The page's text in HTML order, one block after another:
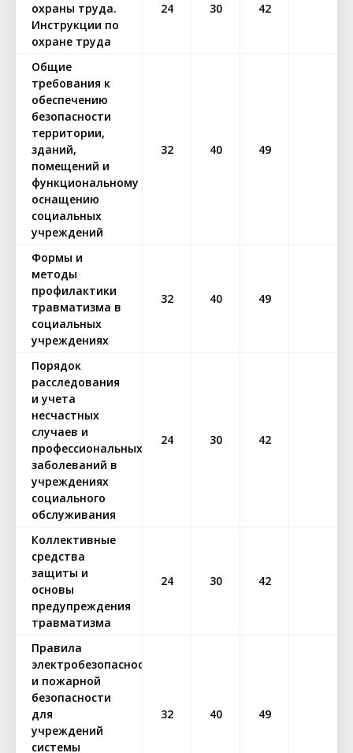
охраны труда.
Инструкции по
охране труда
24 30 42
Общие
требования к
обеспечению
безопасности
территории,
зданий,
помещений и
функциональному
оснащению
социальных
учреждений
32 40 49
Формы и
методы
профилактики
травматизма в
социальных
учреждениях
32 40 49
Порядок
расследования
и учета
несчастных
случаев и
профессиональных
заболеваний в
учреждениях
социального
обслуживания
24 30 42
Коллективные
средства
защиты и
основы
предупреждения
травматизма
24 30 42
Правила
электробезопасности
и пожарной
безопасности
для
учреждений
системы
32 40 49